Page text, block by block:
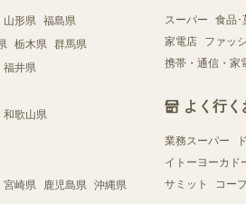
山形県 福島県
栃木県 群馬県
福井県
和歌山県
宮崎県 鹿児島県 沖縄県
スーパー 食品･
家電店
ファッ
携帯・通信・家
よく行
業務スーパー
イトーヨーカド
サミット
コー